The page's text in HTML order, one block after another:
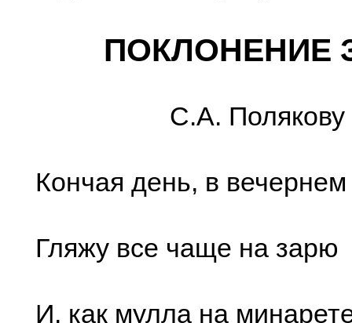
ПОКЛОНЕНИЕ
С.А. Полякову
Кончая день, в вечернем
Гляжу все чаще на зарю
И, как мулла на